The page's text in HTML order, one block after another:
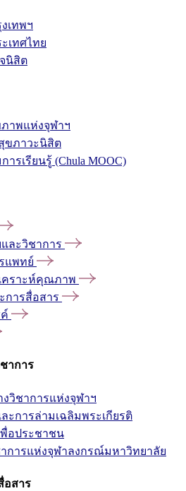
เทพฯ
เทศไทย
นิสิต
าพแห่งจุฬาฯ
ขภาวะนิสิต
รเรียนรู้ (Chula MOOC)
ละวิชาการ
แพทย์
คราะห์คุณภาพ
การสื่อสาร
าการ
วิชาการแห่งจุฬาฯ
ะการล่ามเฉลิมพระเกียรติ
อประชาชน
การแห่งจุฬาลงกรณ์มหาวิทยาลัย
อสาร